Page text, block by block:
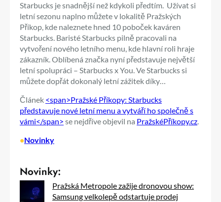
Starbucks je snadnější než kdykoli předtím. Užívat si
letní sezonu naplno můžete v lokalitě Pražských
Příkop, kde naleznete hned 10 poboček kaváren
Starbucks. Baristé Starbucks pilně pracovali na
vytvoření nového letního menu, kde hlavní roli hraje
zákazník. Oblíbená značka nyní představuje největší
letní spolupráci – Starbucks x You. Ve Starbucks si
můžete dopřát dokonalý letní zážitek díky…
Článek <span>Pražské Příkopy: Starbucks
představuje nové letní menu a vytváří ho společně s
vámi</span> se nejdříve objevil na PražskéPříkopy.cz.
•Novinky
Novinky:
Pražská Metropole zažije dronovou show:
Samsung velkolepě odstartuje prodej